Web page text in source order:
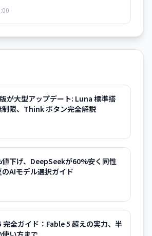
何が変わったか、Think ボタンの使い方、
が大型アップデート: Luna 標準搭
制限、Think ボタン完全解説
下げ、DeepSeekが60%安く同性
AIモデル選択ガイド
全ガイド：Fable 5 超えの実力、半